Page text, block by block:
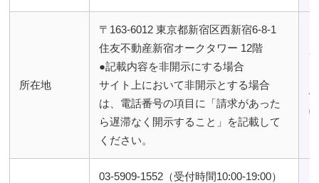
所在地
〒163-6012 東京都新宿区西新宿6-8-1
住友不動産新宿オークタワー 12階
●記載内容を非開示にする場合
サイト上において非開示とする場合
は、電話番号の項目に「請求があった
ら遅滞なく開示すること」を記載して
ください。
03-5909-1552（受付時間10:00-19:00）